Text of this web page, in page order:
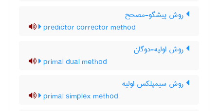
روش پیشگو-مصحح
predictor corrector method
روش اولیه-دوگان
primal dual method
روش سیمپلکس اولیه
primal simplex method